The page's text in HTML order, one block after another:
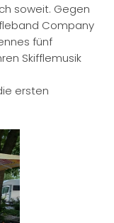
soweit. Gegen
Company
fünf
Skifflemusik
ersten